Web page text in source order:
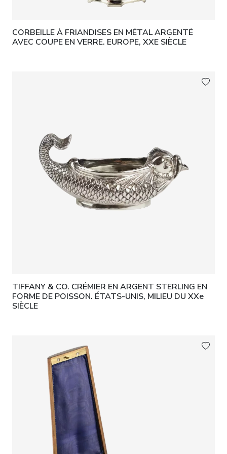
CORBEILLE À FRIANDISES EN MÉTAL ARGENTÉ
AVEC COUPE EN VERRE. EUROPE, XXE SIÈCLE
TIFFANY & CO. CRÉMIER EN ARGENT STERLING EN
FORME DE POISSON. ÉTATS-UNIS, MILIEU DU XXe
SIÈCLE